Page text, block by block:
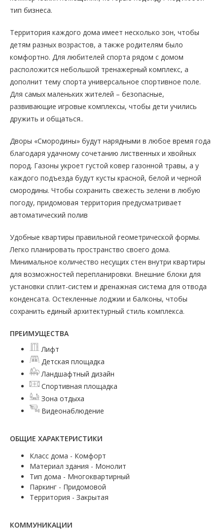
тип бизнеса.
Территория каждого дома имеет несколько зон, чтобы
детям разных возрастов, а также родителям было
комфортно. Для любителей спорта рядом с домом
расположится небольшой тренажерный комплекс, а
дополнит тему спорта универсальное спортивное поле.
Для самых маленьких жителей – безопасные,
развивающие игровые комплексы, чтобы дети учились
дружить и общаться..
Дворы «Смородины» будут нарядными в любое время года
благодаря удачному сочетанию лиственных и хвойных
пород. Газоны укроет густой ковер газонной травы, а у
каждого подъезда будут кусты красной, белой и черной
смородины. Чтобы сохранить свежесть зелени в любую
погоду, придомовая территория предусматривает
автоматический полив
Удобные квартиры правильной геометрической формы.
Легко планировать пространство своего дома.
Минимальное количество несущих стен внутри квартиры
для возможностей перепланировки. Внешние блоки для
установки сплит-систем и дренажная система для отвода
конденсата. Остекленные лоджии и балконы, чтобы
сохранить единый архитектурный стиль комплекса.
ПРЕИМУЩЕСТВА
Лифт
Детская площадка
Ландшафтный дизайн
Спортивная площадка
Зона отдыха
Видеонаблюдение
ОБЩИЕ ХАРАКТЕРИСТИКИ
Класс дома - Комфорт
Материал здания - Монолит
Тип дома - Многоквартирный
Паркинг - Придомовой
Территория - Закрытая
КОММУНИКАЦИИ